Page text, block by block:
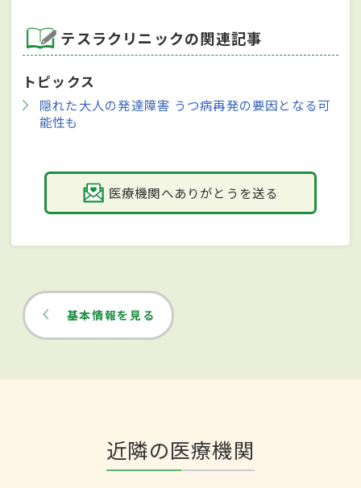
テスラクリニックの関連記事
トピックス
隠れた大人の発達障害 うつ病再発の要因となる可
能性も
医療機関へありがとうを送る
基本情報を見る
近隣の医療機関